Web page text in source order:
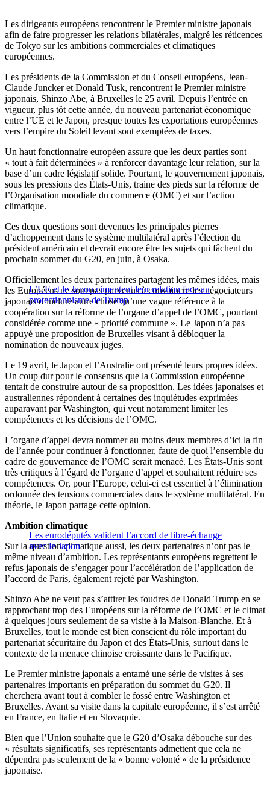
Les dirigeants européens rencontrent le Premier ministre japonais
afin de faire progresser les relations bilatérales, malgré les réticences
de Tokyo sur les ambitions commerciales et climatiques
européennes.
Les présidents de la Commission et du Conseil européens, Jean-
Claude Juncker et Donald Tusk, rencontrent le Premier ministre
japonais, Shinzo Abe, à Bruxelles le 25 avril. Depuis l’entrée en
vigueur, plus tôt cette année, du nouveau partenariat économique
entre l’UE et le Japon, presque toutes les exportations européennes
vers l’empire du Soleil levant sont exemptées de taxes.
Un haut fonctionnaire européen assure que les deux parties sont
« tout à fait déterminées » à renforcer davantage leur relation, sur la
base d’un cadre législatif solide. Pourtant, le gouvernement japonais,
sous les pressions des États-Unis, traine des pieds sur la réforme de
l’Organisation mondiale du commerce (OMC) et sur l’action
climatique.
Ces deux questions sont devenues les principales pierres
d’achoppement dans le système multilatéral après l’élection du
président américain et devrait encore être les sujets qui fâchent du
prochain sommet du G20, en juin, à Osaka.
L’UE et le Japon cimentent leur relation face au
protectionnisme de Trump
Officiellement les deux partenaires partagent les mêmes idées, mais
les Européens ne sont pas parvenus à convaincre les négociateurs
japonais d’inclure autre chose qu’une vague référence à la
coopération sur la réforme de l’organe d’appel de l’OMC, pourtant
considérée comme une « priorité commune ». Le Japon n’a pas
appuyé une proposition de Bruxelles visant à débloquer la
nomination de nouveaux juges.
Le 19 avril, le Japon et l’Australie ont présenté leurs propres idées.
Un coup dur pour le consensus que la Commission européenne
tentait de construire autour de sa proposition. Les idées japonaises et
australiennes répondent à certaines des inquiétudes exprimées
auparavant par Washington, qui veut notamment limiter les
compétences et les décisions de l’OMC.
L’organe d’appel devra nommer au moins deux membres d’ici la fin
de l’année pour continuer à fonctionner, faute de quoi l’ensemble du
cadre de gouvernance de l’OMC serait menacé. Les États-Unis sont
très critiques à l’égard de l’organe d’appel et souhaitent réduire ses
compétences. Or, pour l’Europe, celui-ci est essentiel à l’élimination
ordonnée des tensions commerciales dans le système multilatéral. En
théorie, le Japon partage cette opinion.
Les eurodéputés valident l’accord de libre-échange
avec le Japon
Ambition climatique
Sur la question climatique aussi, les deux partenaires n’ont pas le
même niveau d’ambition. Les représentants européens regrettent le
refus japonais de s’engager pour l’accélération de l’application de
l’accord de Paris, également rejeté par Washington.
Shinzo Abe ne veut pas s’attirer les foudres de Donald Trump en se
rapprochant trop des Européens sur la réforme de l’OMC et le climat
à quelques jours seulement de sa visite à la Maison-Blanche. Et à
Bruxelles, tout le monde est bien conscient du rôle important du
partenariat sécuritaire du Japon et des États-Unis, surtout dans le
contexte de la menace chinoise croissante dans le Pacifique.
Le Premier ministre japonais a entamé une série de visites à ses
partenaires importants en préparation du sommet du G20. Il
cherchera avant tout à combler le fossé entre Washington et
Bruxelles. Avant sa visite dans la capitale européenne, il s’est arrêté
en France, en Italie et en Slovaquie.
Bien que l’Union souhaite que le G20 d’Osaka débouche sur des
« résultats significatifs, ses représentants admettent que cela ne
dépendra pas seulement de la « bonne volonté » de la présidence
japonaise.